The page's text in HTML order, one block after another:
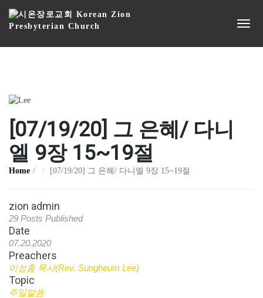
[07/19/20] 그 은혜/ 다니
엘 9장 15~19절
Home [07/19/20] 그 은혜/ 다니엘 9장 15~19절
zion admin
29 Posts Published
Date
07.20.2020
Preachers
이성흠 목사(Rev. Sungheum Lee)
Topic
주일말씀